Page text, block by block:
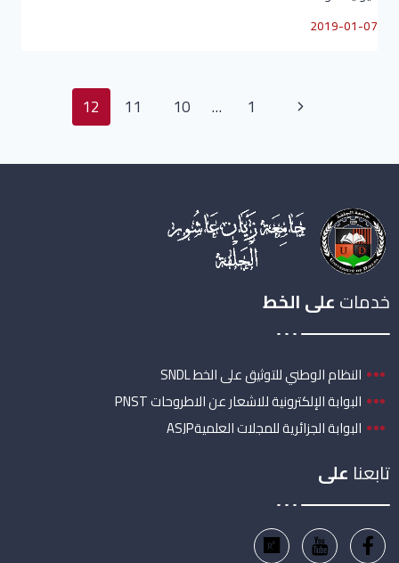
2019-01-07
1
…
10
11
12
خدماتعلى الخط
النظام الوطني للتوثيق على الخط SNDL
البوابة الإلكترونية للاشعار عن الاطروحات PNST
البوابة الجزائرية للمجلات العلميةASJP
تابعنا على